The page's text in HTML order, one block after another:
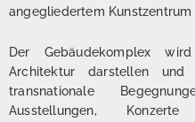
angegliedertem Kunstzentrum
Der Gebäudekomplex
Architektur darstellen
transnationale
Ausstellungen,